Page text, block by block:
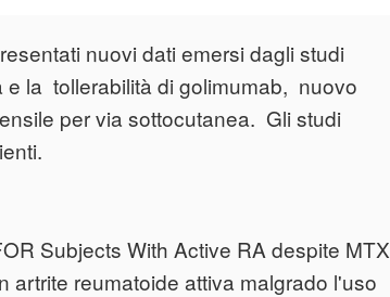
nuovi dati emersi dagli studi
e la tollerabilità di golimumab, nuovo
per via sottocutanea. Gli studi
Subjects With Active RA despite MTX
artrite reumatoide attiva malgrado l'uso